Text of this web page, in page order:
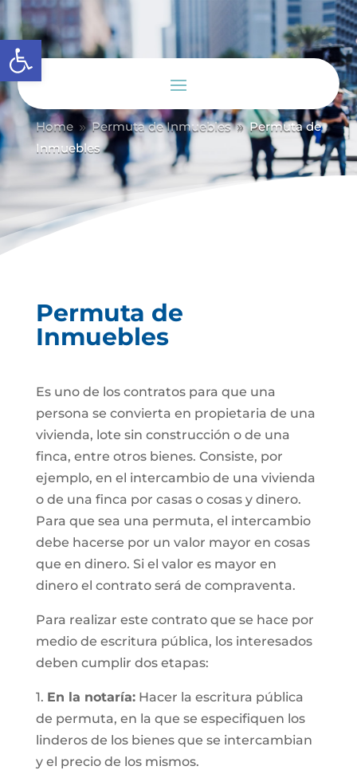
Abrir barra de herramientas
Home 9 Permuta de Inmuebles 9 Permuta de
Inmuebles
Permuta de
Inmuebles
Es uno de los contratos para que una
persona se convierta en propietaria de una
vivienda, lote sin construcción o de una
finca, entre otros bienes. Consiste, por
ejemplo, en el intercambio de una vivienda
o de una finca por casas o cosas y dinero.
Para que sea una permuta, el intercambio
debe hacerse por un valor mayor en cosas
que en dinero. Si el valor es mayor en
dinero el contrato será de compraventa.
Para realizar este contrato que se hace por
medio de escritura pública, los interesados
deben cumplir dos etapas:
1. En la notaría:Hacer la escritura pública
de permuta, en la que se especifiquen los
linderos de los bienes que se intercambian
y el precio de los mismos.